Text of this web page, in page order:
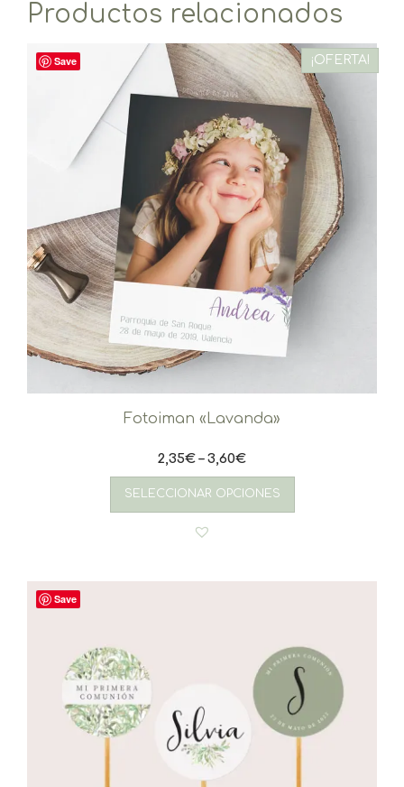
Productos relacionados
Save ¡OFERTA!
Fotoiman «Lavanda»
2,35€–3,60€
SELECCIONAR OPCIONES
Este
la
página
de
producto
Save